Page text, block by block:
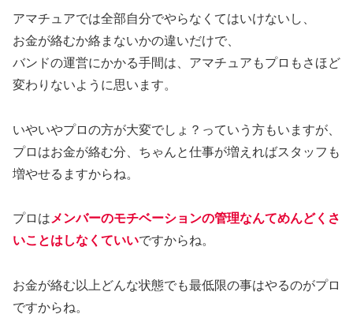
アマチュアでは全部自分でやらなくてはいけないし、
お金が絡むか絡まないかの違いだけで、
バンドの運営にかかる手間は、アマチュアもプロもさほど
変わりないように思います。
いやいやプロの方が大変でしょ？っていう方もいますが、
プロはお金が絡む分、ちゃんと仕事が増えればスタッフも
増やせるますからね。
プロはメンバーのモチベーションの管理なんてめんどくさ
いことはしなくていいですからね。
お金が絡む以上どんな状態でも最低限の事はやるのがプロ
ですからね。